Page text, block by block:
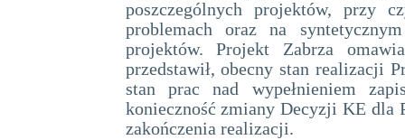
poszczególnych projektów, przy
problemach oraz na
projektów. Projekt Zabrza
przedstawił, obecny stan realizacji
stan prac nad wypełnieniem
konieczność zmiany Decyzji KE dla
zakończenia realizacji.